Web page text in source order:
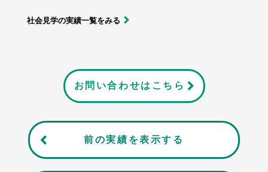
社会見学の実績一覧をみる
お問い合わせはこちら
前の実績を表示する